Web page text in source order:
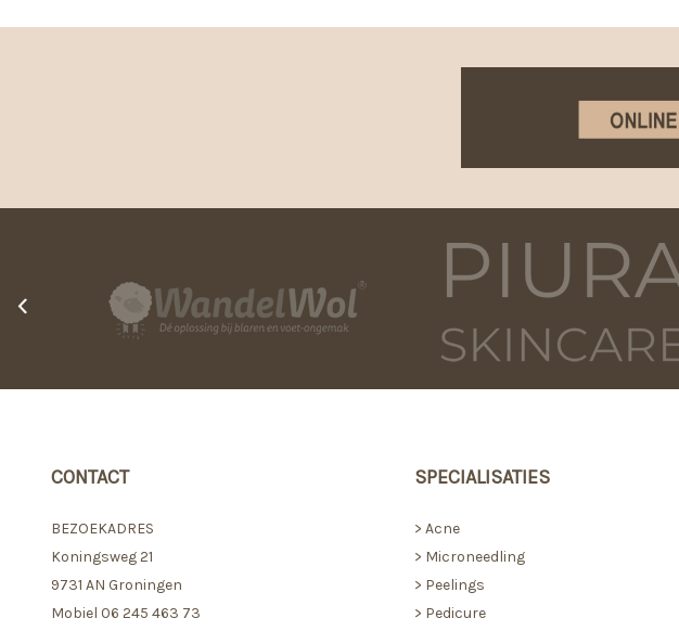
‹
CONTACT
BEZOEKADRES
Koningsweg 21
9731 AN Groningen
Mobiel 06 245 463 73
SPECIALISATIES
>Acne
> Microneedling
> Peelings
> Pedicure